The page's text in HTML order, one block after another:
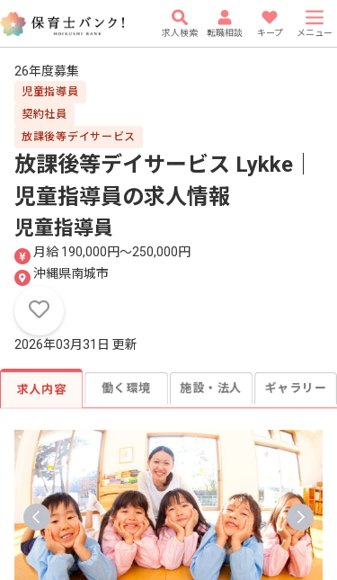
求人検索 転職相談 キープ メニュー
26年度募集
児童指導員
契約社員
放課後等デイサービス
放課後等デイサービス Lykke｜
児童指導員の求人情報
児童指導員
月給 190,000円〜250,000円
沖縄県南城市
2026年03月31日 更新
求人内容 働く環境 施設・法人 ギャラリー